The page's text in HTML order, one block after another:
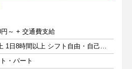
～ + 交通費支給
週1日以上 1日8時間以上 シフト自由・自己申告
・パート